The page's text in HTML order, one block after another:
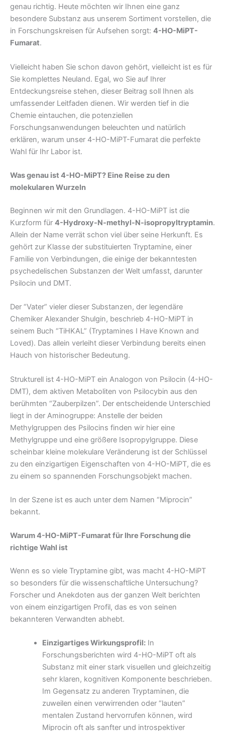
genau richtig. Heute möchten wir Ihnen eine ganz
besondere Substanz aus unserem Sortiment vorstellen, die
in Forschungskreisen für Aufsehen sorgt: 4-HO-MiPT-
Fumarat.
Vielleicht haben Sie schon davon gehört, vielleicht ist es für
Sie komplettes Neuland. Egal, wo Sie auf Ihrer
Entdeckungsreise stehen, dieser Beitrag soll Ihnen als
umfassender Leitfaden dienen. Wir werden tief in die
Chemie eintauchen, die potenziellen
Forschungsanwendungen beleuchten und natürlich
erklären, warum unser 4-HO-MiPT-Fumarat die perfekte
Wahl für Ihr Labor ist.
Was genau ist 4-HO-MiPT? Eine Reise zu den
molekularen Wurzeln
Beginnen wir mit den Grundlagen. 4-HO-MiPT ist die
Kurzform für 4-Hydroxy-N-methyl-N-isopropyltryptamin.
Allein der Name verrät schon viel über seine Herkunft. Es
gehört zur Klasse der substituierten Tryptamine, einer
Familie von Verbindungen, die einige der bekanntesten
psychedelischen Substanzen der Welt umfasst, darunter
Psilocin und DMT.
Der “Vater” vieler dieser Substanzen, der legendäre
Chemiker Alexander Shulgin, beschrieb 4-HO-MiPT in
seinem Buch “TiHKAL” (Tryptamines I Have Known and
Loved). Das allein verleiht dieser Verbindung bereits einen
Hauch von historischer Bedeutung.
Strukturell ist 4-HO-MiPT ein Analogon von Psilocin (4-HO-
DMT), dem aktiven Metaboliten von Psilocybin aus den
berühmten “Zauberpilzen”. Der entscheidende Unterschied
liegt in der Aminogruppe: Anstelle der beiden
Methylgruppen des Psilocins finden wir hier eine
Methylgruppe und eine größere Isopropylgruppe. Diese
scheinbar kleine molekulare Veränderung ist der Schlüssel
zu den einzigartigen Eigenschaften von 4-HO-MiPT, die es
zu einem so spannenden Forschungsobjekt machen.
In der Szene ist es auch unter dem Namen “Miprocin”
bekannt.
Warum 4-HO-MiPT-Fumarat für Ihre Forschung die
richtige Wahl ist
Wenn es so viele Tryptamine gibt, was macht 4-HO-MiPT
so besonders für die wissenschaftliche Untersuchung?
Forscher und Anekdoten aus der ganzen Welt berichten
von einem einzigartigen Profil, das es von seinen
bekannteren Verwandten abhebt.
Einzigartiges Wirkungsprofil:In
Forschungsberichten wird 4-HO-MiPT oft als
Substanz mit einer stark visuellen und gleichzeitig
sehr klaren, kognitiven Komponente beschrieben.
Im Gegensatz zu anderen Tryptaminen, die
zuweilen einen verwirrenden oder “lauten”
mentalen Zustand hervorrufen können, wird
Miprocin oft als sanfter und introspektiver